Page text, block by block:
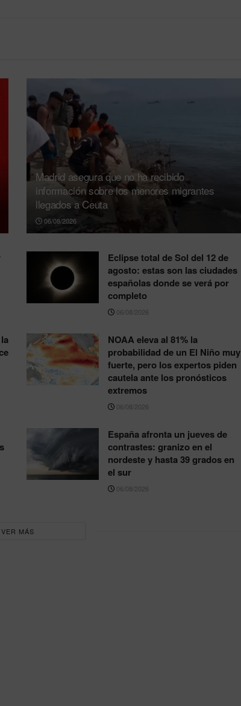
Madrid asegura que no ha recibido
información sobre los menores migrantes
llegados a Ceuta
06/08/2026
Eclipse total de Sol del 12 de
agosto: estas son las ciudades
españolas donde se verá por
completo
06/08/2026
NOAA eleva al 81% la
probabilidad de un El Niño muy
fuerte, pero los expertos piden
cautela ante los pronósticos
extremos
06/08/2026
España afronta un jueves de
contrastes: granizo en el
nordeste y hasta 39 grados en
el sur
06/08/2026
VER MÁS